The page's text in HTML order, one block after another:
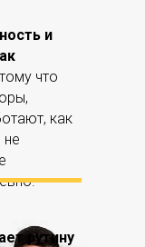
и
что
как
не
рутину